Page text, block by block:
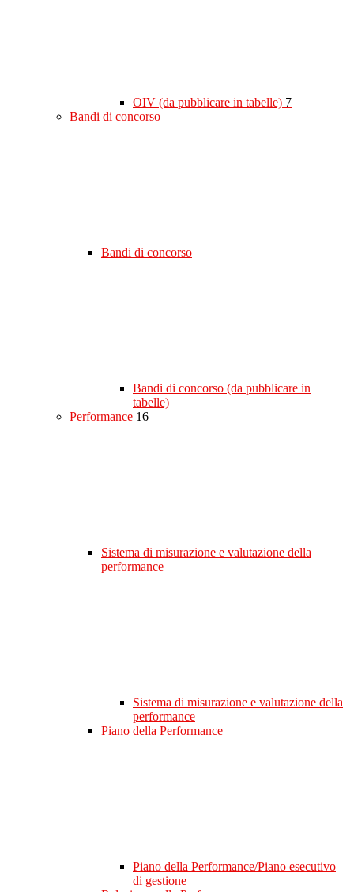
OIV (da pubblicare in tabelle) 7
Bandi di concorso
Bandi di concorso
Bandi di concorso (da pubblicare in
tabelle)
Performance 16
Sistema di misurazione e valutazione della
performance
Sistema di misurazione e valutazione della
performance
Piano della Performance
Piano della Performance/Piano esecutivo
di gestione